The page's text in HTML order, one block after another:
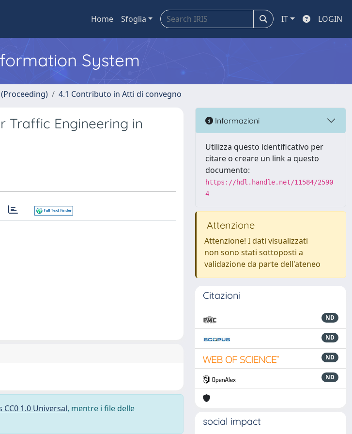
Home Sfoglia IT LOGIN
System
4.1 Contributo in Atti di convegno
Traffic Engineering in
1.0 Universal, mentre i file delle
Informazioni
Utilizza questo identificativo per
citare o creare un link a questo
documento:
https://hdl.handle.net/11584/2590
4
Attenzione
Attenzione! I dati visualizzati
non sono stati sottoposti a
validazione da parte dell'ateneo
Citazioni
ND
ND
ND
ND
social impact